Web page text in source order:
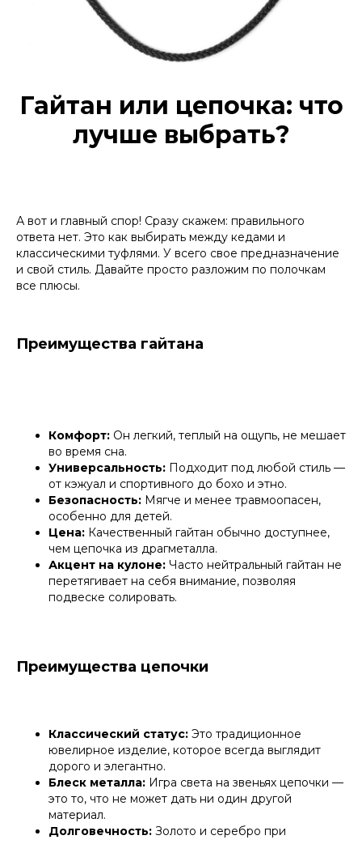
Гайтан или цепочка: что
лучше выбрать?
А вот и главный спор! Сразу скажем: правильного
ответа нет. Это как выбирать между кедами и
классическими туфлями. У всего свое предназначение
и свой стиль. Давайте просто разложим по полочкам
все плюсы.
Преимущества гайтана
Комфорт: Он легкий, теплый на ощупь, не мешает
во время сна.
Универсальность: Подходит под любой стиль —
от кэжуал и спортивного до бохо и этно.
Безопасность: Мягче и менее травмоопасен,
особенно для детей.
Цена: Качественный гайтан обычно доступнее,
чем цепочка из драгметалла.
Акцент на кулоне: Часто нейтральный гайтан не
перетягивает на себя внимание, позволяя
подвеске солировать.
Преимущества цепочки
Классический статус: Это традиционное
ювелирное изделие, которое всегда выглядит
дорого и элегантно.
Блеск металла: Игра света на звеньях цепочки —
это то, что не может дать ни один другой
материал.
Долговечность: Золото и серебро при